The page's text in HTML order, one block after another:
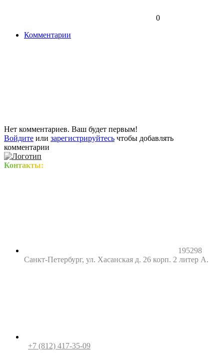
0
Комментарии
Нет комментариев. Ваш будет первым!
Войдите или зарегистрируйтесь чтобы добавлять
комментарии
Контакты:
195298
Санкт-Петербург, ул. Хасанская д. 26 корп. 2 литер А.
+7 (812) 417-35-09